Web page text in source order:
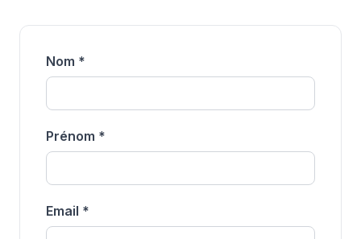
Nom *
Prénom *
Email *